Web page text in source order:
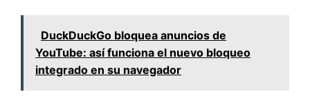
DuckDuckGo bloquea anuncios de
YouTube: así funciona el nuevo bloqueo
integrado en su navegador